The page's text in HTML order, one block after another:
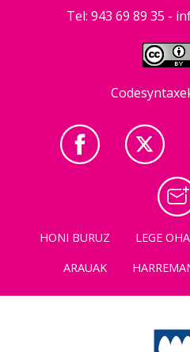
Tel: 943 69 89 35 -
HONI BURUZ LEGE
ARAUAK